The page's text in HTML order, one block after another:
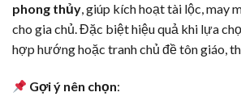
phong thủy, giúp kích hoạt tài lộc, may
cho gia chủ. Đặc biệt hiệu quả khi lựa
hợp hướng hoặc tranh chủ đề tôn giáo,
Gợi ý nên chọn: